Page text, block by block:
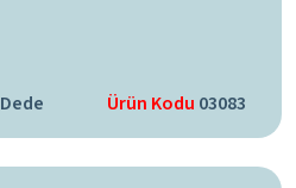
Dede Ürün Kodu 03083